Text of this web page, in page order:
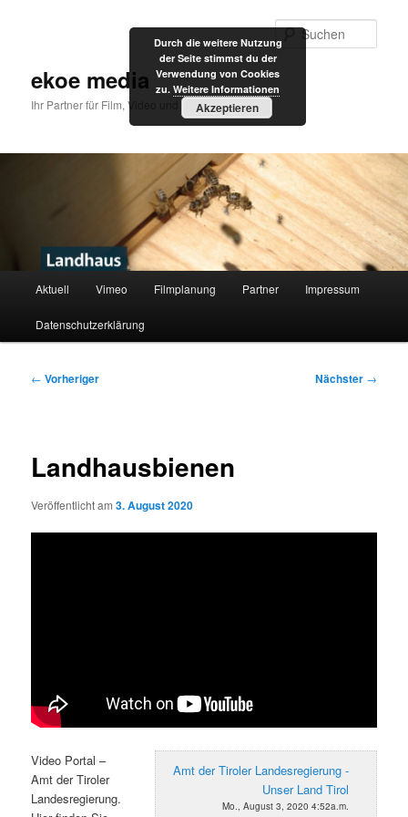
ekoe media
Ihr Partner für Film, Video und Internet
Aktuell Vimeo Filmplanung Partner Impressum
Datenschutzerklärung
Beitragsnavigation
← Vorheriger Nächster →
Landhausbienen
Veröffentlicht am3. August 2020
Amt der Tiroler Landesregierung -
Unser Land Tirol
Mo., August 3, 2020 4:52a.m.
Video Portal –
Amt der Tiroler
Landesregierung.
Durch die weitere Nutzung
der Seite stimmst du der
Verwendung von Cookies
zu. Weitere Informationen
Akzeptieren